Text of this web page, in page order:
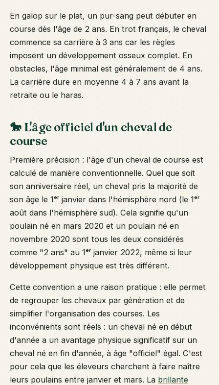
En galop sur le plat, un pur-sang peut débuter en
course dès l'âge de 2 ans. En trot français, le cheval
commence sa carrière à 3 ans car les règles
imposent un développement osseux complet. En
obstacles, l'âge minimal est généralement de 4 ans.
La carrière dure en moyenne 4 à 7 ans avant la
retraite ou le haras.
🐎 L'âge officiel d'un cheval de
course
Première précision : l'âge d'un cheval de course est
calculé de manière conventionnelle. Quel que soit
son anniversaire réel, un cheval pris la majorité de
son âge le 1ᵉʳ janvier dans l'hémisphère nord (le 1ᵉʳ
août dans l'hémisphère sud). Cela signifie qu'un
poulain né en mars 2020 et un poulain né en
novembre 2020 sont tous les deux considérés
comme "2 ans" au 1ᵉʳ janvier 2022, même si leur
développement physique est très différent.
Cette convention a une raison pratique : elle permet
de regrouper les chevaux par génération et de
simplifier l'organisation des courses. Les
inconvénients sont réels : un cheval né en début
d'année a un avantage physique significatif sur un
cheval né en fin d'année, à âge "officiel" égal. C'est
pour cela que les éleveurs cherchent à faire naître
leurs poulains entre janvier et mars. La brillante